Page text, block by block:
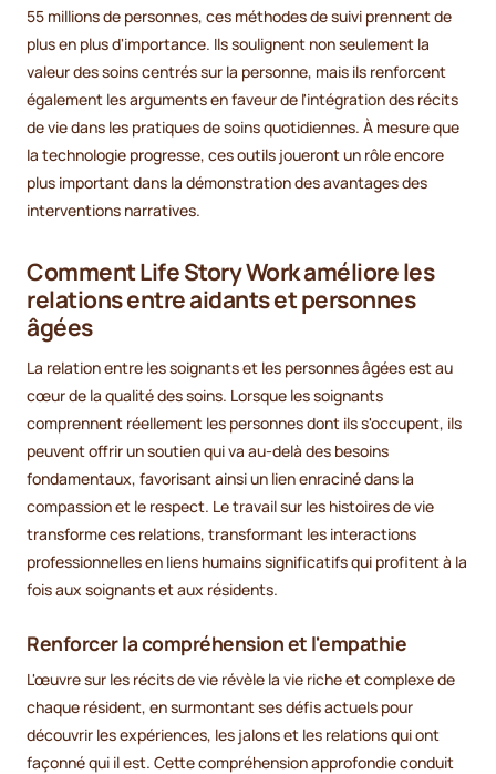
55 millions de personnes, ces méthodes de suivi prennent de
plus en plus d'importance. Ils soulignent non seulement la
valeur des soins centrés sur la personne, mais ils renforcent
également les arguments en faveur de l'intégration des récits
de vie dans les pratiques de soins quotidiennes. À mesure que
la technologie progresse, ces outils joueront un rôle encore
plus important dans la démonstration des avantages des
interventions narratives.
Comment Life Story Work améliore les
relations entre aidants et personnes
âgées
La relation entre les soignants et les personnes âgées est au
cœur de la qualité des soins. Lorsque les soignants
comprennent réellement les personnes dont ils s'occupent, ils
peuvent offrir un soutien qui va au-delà des besoins
fondamentaux, favorisant ainsi un lien enraciné dans la
compassion et le respect. Le travail sur les histoires de vie
transforme ces relations, transformant les interactions
professionnelles en liens humains significatifs qui profitent à la
fois aux soignants et aux résidents.
Renforcer la compréhension et l'empathie
L'œuvre sur les récits de vie révèle la vie riche et complexe de
chaque résident, en surmontant ses défis actuels pour
découvrir les expériences, les jalons et les relations qui ont
façonné qui il est. Cette compréhension approfondie conduit